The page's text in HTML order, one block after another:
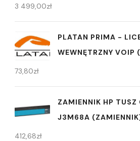
3 499,00zł
PLATAN PRIMA -
WEWNĘTRZNY
73,80zł
ZAMIENNIK HP TUSZ
J3M68A
412,68zł